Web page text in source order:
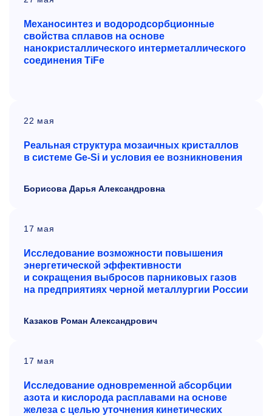
Механосинтез и водородсорбционные
свойства сплавов на основе
нанокристаллического интерметаллического
соединения TiFe
22 мая
Реальная структура мозаичных кристаллов
в системе Ge-Si и условия ее возникновения
Борисова Дарья Александровна
17 мая
Исследование возможности повышения
энергетической эффективности
и сокращения выбросов парниковых газов
на предприятиях черной металлургии России
Казаков Роман Александрович
17 мая
Исследование одновременной абсорбции
азота и кислорода расплавами на основе
железа с целью уточнения кинетических